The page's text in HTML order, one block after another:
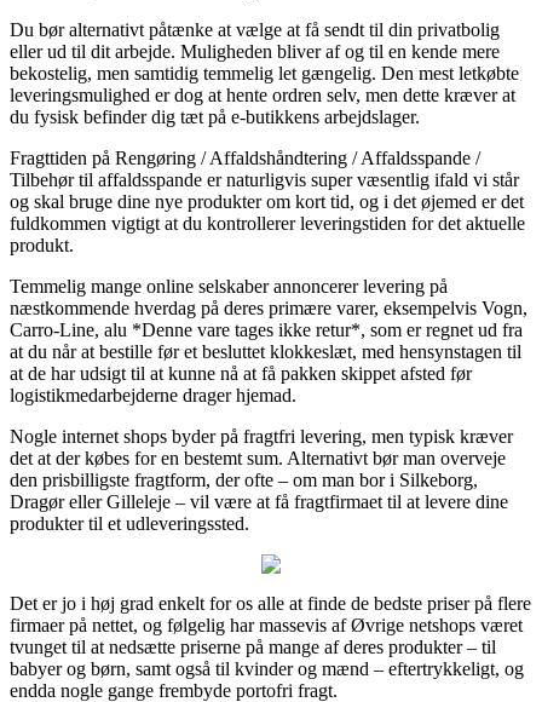
Du bør alternativt påtænke at vælge at få sendt til din privatbolig
eller ud til dit arbejde. Muligheden bliver af og til en kende mere
bekostelig, men samtidig temmelig let gængelig. Den mest letkøbte
leveringsmulighed er dog at hente ordren selv, men dette kræver at
du fysisk befinder dig tæt på e-butikkens arbejdslager.
Fragttiden på Rengøring / Affaldshåndtering / Affaldsspande /
Tilbehør til affaldsspande er naturligvis super væsentlig ifald vi står
og skal bruge dine nye produkter om kort tid, og i det øjemed er det
fuldkommen vigtigt at du kontrollerer leveringstiden for det aktuelle
produkt.
Temmelig mange online selskaber annoncerer levering på
næstkommende hverdag på deres primære varer, eksempelvis Vogn,
Carro-Line, alu *Denne vare tages ikke retur*, som er regnet ud fra
at du når at bestille før et besluttet klokkeslæt, med hensynstagen til
at de har udsigt til at kunne nå at få pakken skippet afsted før
logistikmedarbejderne drager hjemad.
Nogle internet shops byder på fragtfri levering, men typisk kræver
det at der købes for en bestemt sum. Alternativt bør man overveje
den prisbilligste fragtform, der ofte – om man bor i Silkeborg,
Dragør eller Gilleleje – vil være at få fragtfirmaet til at levere dine
produkter til et udleveringssted.
Det er jo i høj grad enkelt for os alle at finde de bedste priser på flere
firmaer på nettet, og følgelig har massevis af Øvrige netshops været
tvunget til at nedsætte priserne på mange af deres produkter – til
babyer og børn, samt også til kvinder og mænd – eftertrykkeligt, og
endda nogle gange frembyde portofri fragt.